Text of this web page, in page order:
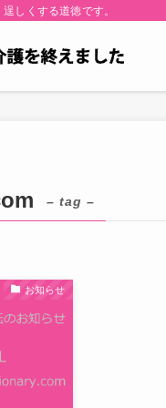
しくする道徳です。
– tag –
お知らせ